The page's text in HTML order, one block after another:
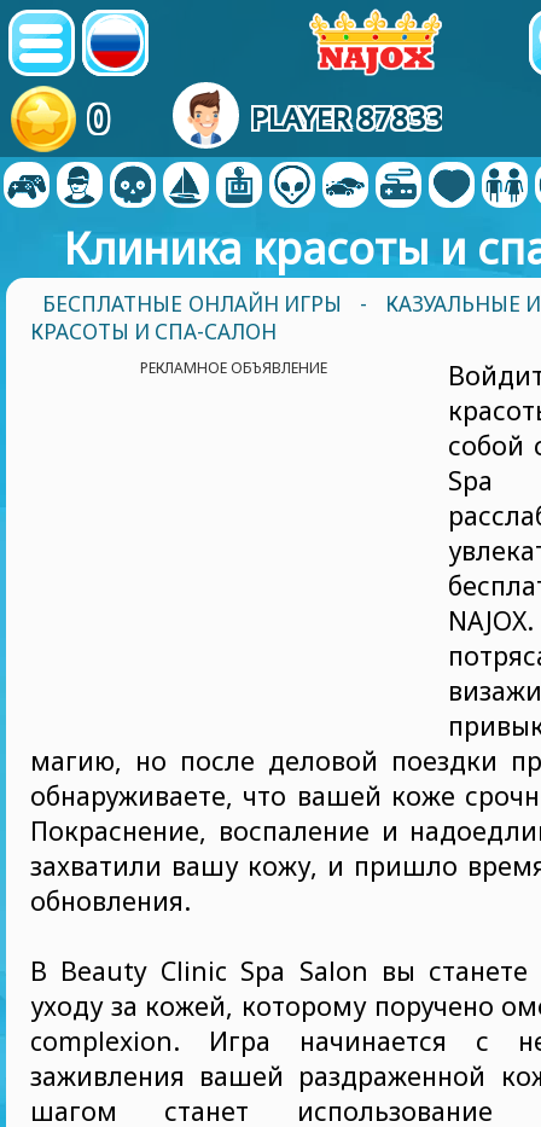
0 PLAYER 87833
Клиника красоты и
БЕСПЛАТНЫЕ ОНЛАЙН ИГРЫ -
КАЗУАЛЬНЫЕ
КРАСОТЫ И СПА-САЛОН
РЕКЛАМНОЕ ОБЪЯВЛЕНИЕ
собой
магию, но после деловой поездки
обнаруживаете, что вашей коже
Покраснение, воспаление и
захватили вашу кожу, и пришло
обновления.
В Beauty Clinic Spa Salon вы станете
уходу за кожей, которому поручено
complexion. Игра начинается с
заживления вашей раздраженной
шагом станет использование